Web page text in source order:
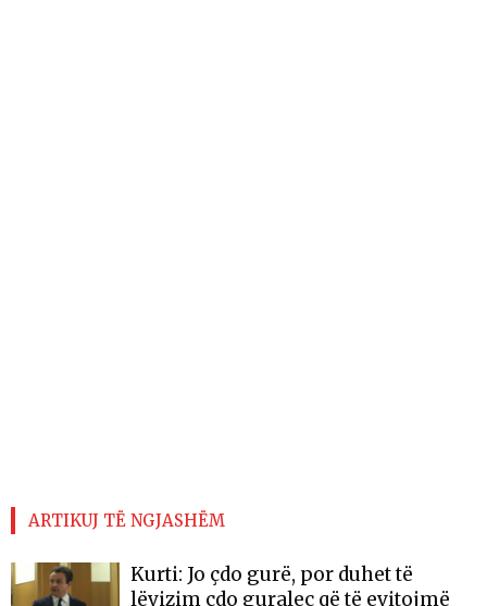
ARTIKUJ TË NGJASHËM
Kurti: Jo çdo gurë, por duhet të
lëvizim çdo guralec që të evitojmë